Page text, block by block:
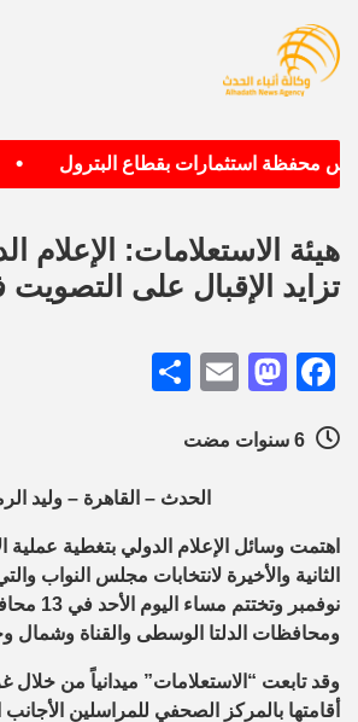
محفظة استثمارات بقطاع البترول
هيئة الاستعلامات: الإعلام
تزايد الإقبال على التصويت
Facebook
Mastodon
Email
الحدث – القاهرة – وليد
اهتمت وسائل الإعلام الدولي بتغطية عملية
نوفمبر
ومحافظات الدلتا الوسطى والقناة وشمال
وقد تابعت “الاستعلامات” ميدانياً من خلال
أقامتها بالمركز الصحفي للمراسلين الأجانب